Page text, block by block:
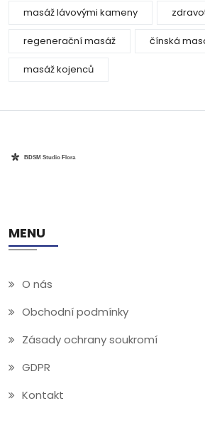
masáž lávovými kameny
regenerační masáž čínská
masáž kojenců
MENU
O nás
Obchodní podmínky
Zásady ochrany soukromí
GDPR
Kontakt